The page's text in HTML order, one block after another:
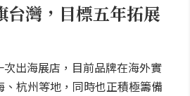
灣，目標五年拓展
次出海展店，目前品牌在海外實
杭州等地，同時也正積極籌備